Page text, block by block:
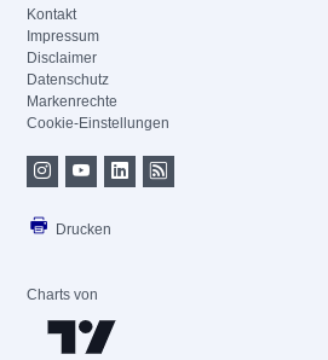
Kontakt
Impressum
Disclaimer
Datenschutz
Markenrechte
Cookie-Einstellungen
Drucken
Charts von